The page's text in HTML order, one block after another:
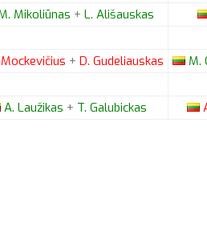
Mikoliūnas + L. Ališauskas
Mockevičius + D. Gudeliauskas M.
A. Laužikas + T. Galubickas